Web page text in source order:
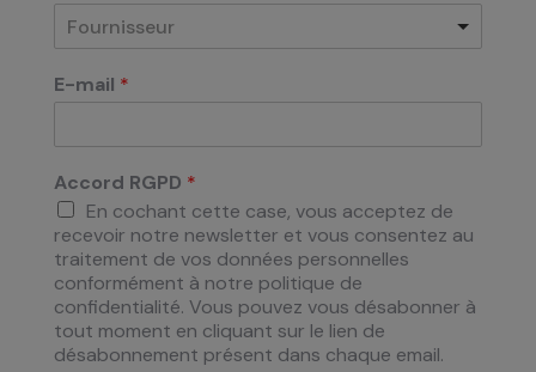
Fournisseur
E-mail *
Accord RGPD *
En cochant cette case, vous acceptez de
recevoir notre newsletter et vous consentez au
traitement de vos données personnelles
conformément à notre politique de
confidentialité. Vous pouvez vous désabonner à
tout moment en cliquant sur le lien de
désabonnement présent dans chaque email.